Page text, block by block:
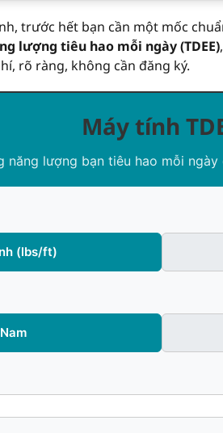
trước hết bạn cần một mốc
lượng tiêu hao mỗi ngày (TDEE)
rõ ràng, không cần đăng ký.
Máy tính
năng lượng bạn tiêu hao mỗi ngày
(lbs/ft)
Nam